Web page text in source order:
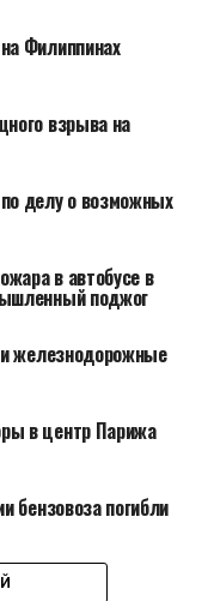
Филиппинах
взрыва на
делу о возможных
в автобусе в
поджог
железнодорожные
в центр Парижа
бензовоза погибли